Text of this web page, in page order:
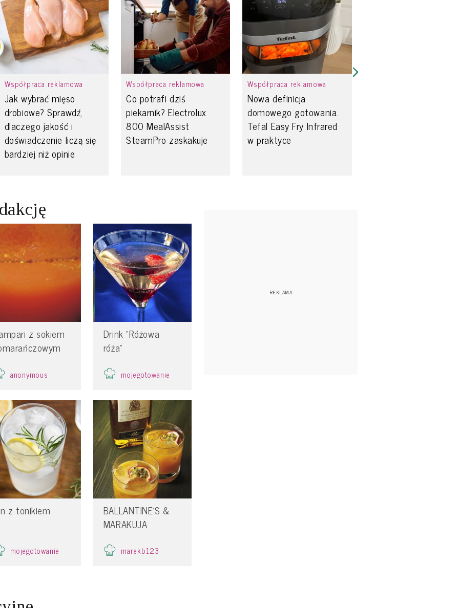
Współpraca reklamowa
Jak wybrać mięso
drobiowe? Sprawdź,
dlaczego jakość i
doświadczenie liczą się
bardziej niż opinie
Współpraca reklamowa
Co potrafi dziś
piekarnik? Electrolux
800 MealAssist
SteamPro zaskakuje
Współpraca reklamowa
Nowa definicja
domowego gotowania.
Tefal Easy Fry Infrared
w praktyce
z sokiem
anonymous
Drink "Różowa
róża"
mojegotowanie
z tonikiem
mojegotowanie
BALLANTINE’S &
MARAKUJA
marekb123